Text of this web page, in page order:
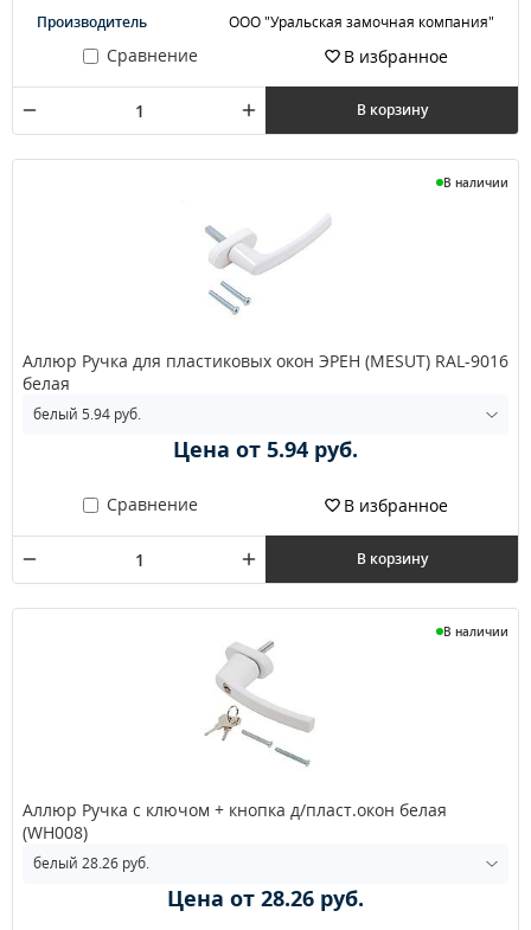
Производитель ООО "Уральская замочная компания"
Сравнение В избранное
В корзину
В наличии
Аллюр Ручка для пластиковых окон ЭРЕН (MESUT) RAL-9016
белая
Цена от 5.94 руб.
Сравнение В избранное
В корзину
В наличии
Аллюр Ручка с ключом + кнопка д/пласт.окон белая
(WH008)
Цена от 28.26 руб.